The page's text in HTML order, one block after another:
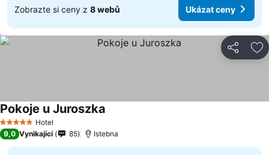
Zobrazte si ceny z 8 webů Ukázat ceny
Sdílet
5 Počet hvězdiček
Hotel
Pokoje u Juroszka
9,0 Vynikající 85 Istebna